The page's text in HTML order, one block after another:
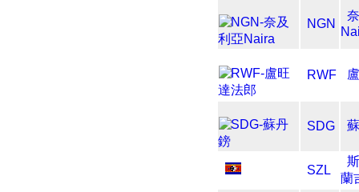
NGN
RWF
SDG
SZL
蘭